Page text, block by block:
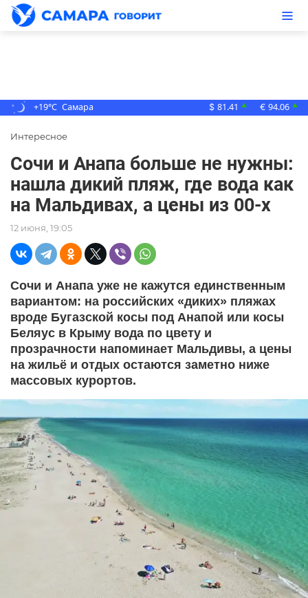
+19°C Самара $ 81.41 ▲ € 94.06 ▲
Интересное
Сочи и Анапа больше не нужны:
нашла дикий пляж, где вода как
на Мальдивах, а цены из 00-х
12 июня, 19:05
Сочи и Анапа уже не кажутся единственным
вариантом: на российских «диких» пляжах
вроде Бугазской косы под Анапой или косы
Беляус в Крыму вода по цвету и
прозрачности напоминает Мальдивы, а цены
на жильё и отдых остаются заметно ниже
массовых курортов.